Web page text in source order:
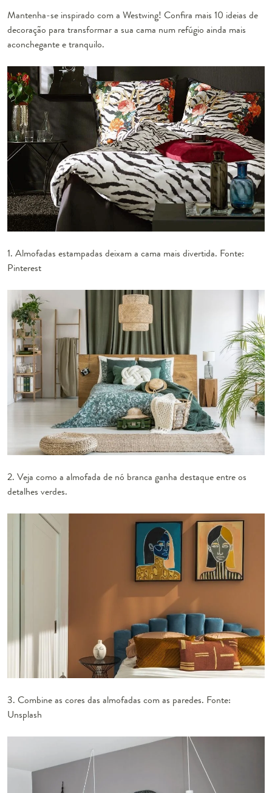
Mantenha-se inspirado com a Westwing! Confira mais 10 ideias de
decoração para transformar a sua cama num refúgio ainda mais
aconchegante e tranquilo.
1. Almofadas estampadas deixam a cama mais divertida. Fonte:
Pinterest
2. Veja como a almofada de nó branca ganha destaque entre os
detalhes verdes.
3. Combine as cores das almofadas com as paredes. Fonte:
Unsplash